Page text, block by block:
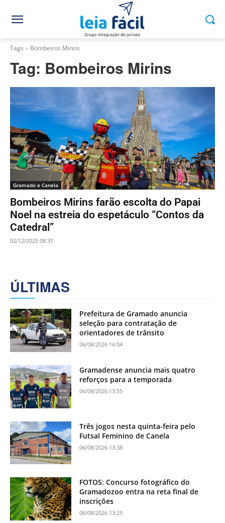
Tags Bombeiros Mirins
Tag: Bombeiros Mirins
Gramado e Canela
Bombeiros Mirins farão escolta do Papai
Noel na estreia do espetáculo “Contos da
Catedral”
02/12/2025 08:37
ÚLTIMAS
Prefeitura de Gramado anuncia
seleção para contratação de
orientadores de trânsito
06/08/2026 16:04
Gramadense anuncia mais quatro
reforços para a temporada
06/08/2026 13:55
Três jogos nesta quinta-feira pelo
Futsal Feminino de Canela
06/08/2026 13:38
FOTOS: Concurso fotográfico do
Gramadozoo entra na reta final de
inscrições
06/08/2026 13:25